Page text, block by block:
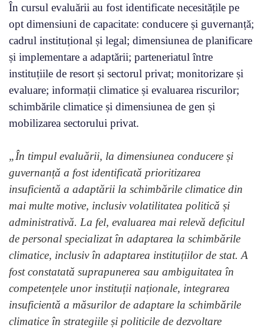
În cursul evaluării au fost identificate necesitățile pe
opt dimensiuni de capacitate: conducere și guvernanță;
cadrul instituțional și legal; dimensiunea de planificare
și implementare a adaptării; parteneriatul între
instituțiile de resort și sectorul privat; monitorizare și
evaluare; informații climatice și evaluarea riscurilor;
schimbările climatice și dimensiunea de gen și
mobilizarea sectorului privat.
„În timpul evaluării, la dimensiunea conducere și
guvernanță a fost identificată prioritizarea
insuficientă a adaptării la schimbările climatice din
mai multe motive, inclusiv volatilitatea politică și
administrativă. La fel, evaluarea mai relevă deficitul
de personal specializat în adaptarea la schimbările
climatice, inclusiv în adaptarea instituțiilor de stat. A
fost constatată suprapunerea sau ambiguitatea în
competențele unor instituții naționale, integrarea
insuficientă a măsurilor de adaptare la schimbările
climatice în strategiile și politicile de dezvoltare